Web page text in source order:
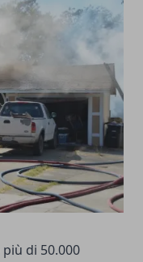
di 50.000